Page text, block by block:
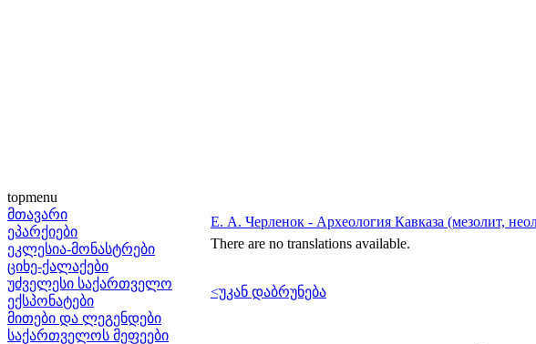
topmenu
მთავარი
ეპარქიები
ეკლესია-მონასტრები
ციხე-ქალაქები
უძველესი საქართველო
ექსპონატები
მითები და ლეგენდები
საქართველოს მეფეები
Е. А. Черленок - Археология Кавказа (мезолит,
There are no translations available.
<უკან დაბრუნება